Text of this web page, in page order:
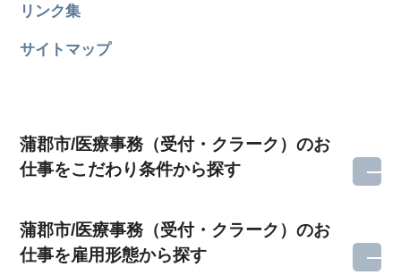
リンク集
サイトマップ
蒲郡市/医療事務（受付・クラーク）のお
仕事をこだわり条件から探す
蒲郡市/医療事務（受付・クラーク）のお
仕事を雇用形態から探す